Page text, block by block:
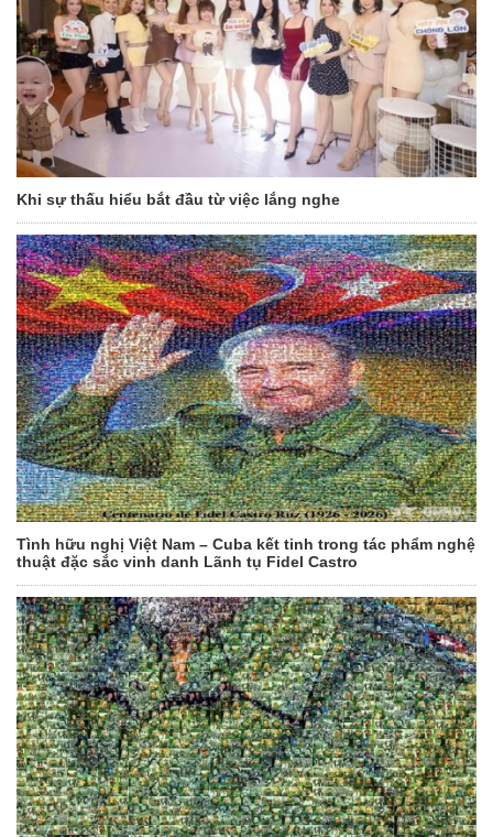
Khi sự thấu hiểu bắt đầu từ việc lắng nghe
Tình hữu nghị Việt Nam – Cuba kết tinh trong tác phẩm nghệ
thuật đặc sắc vinh danh Lãnh tụ Fidel Castro